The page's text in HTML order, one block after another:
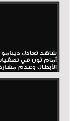
شاهد تعادل
أمام ثون في
الأبطال وعدم